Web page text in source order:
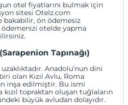
otel fiyatlarını bulmak için
sitesi Otelz.com
bakabilir, ön ödemesiz
ödemenizi otelde yapma
Tapınağı)
Anadolu’nun dini
olan Kızıl Avlu, Roma
inşa edilmiştir. Bu ismi
kızıl topraktan oluşan tuğlaların
büyük avludan dolayıdır.